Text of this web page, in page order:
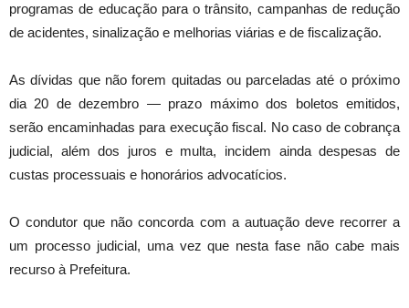
programas de educação para o trânsito, campanhas de redução
de acidentes, sinalização e melhorias viárias e de fiscalização.
As dívidas que não forem quitadas ou parceladas até o próximo
dia 20 de dezembro — prazo máximo dos boletos emitidos,
serão encaminhadas para execução fiscal. No caso de cobrança
judicial, além dos juros e multa, incidem ainda despesas de
custas processuais e honorários advocatícios.
O condutor que não concorda com a autuação deve recorrer a
um processo judicial, uma vez que nesta fase não cabe mais
recurso à Prefeitura.